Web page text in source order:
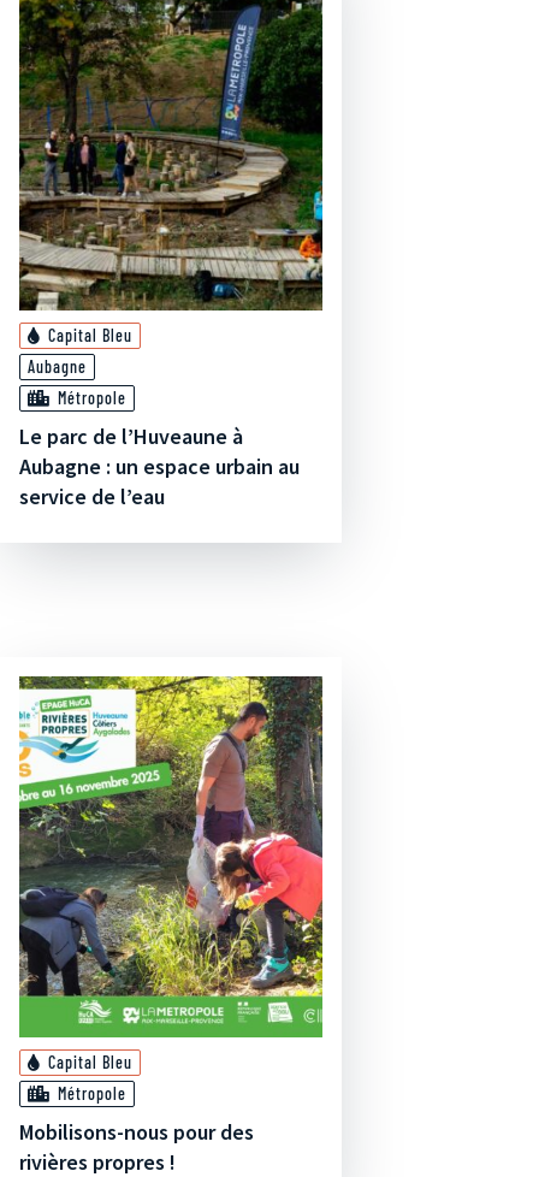
Capital Bleu
Aubagne
Métropole
Le parc de l’Huveaune à
Aubagne : un espace urbain au
service de l’eau
Capital Bleu
Métropole
Mobilisons-nous pour des
rivières propres !